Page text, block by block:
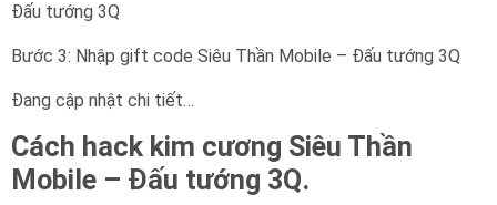
Đấu tướng 3Q
Bước 3: Nhập gift code Siêu Thần Mobile – Đấu tướng 3Q
Đang cập nhật chi tiết…
Cách hack kim cương Siêu Thần
Mobile – Đấu tướng 3Q.